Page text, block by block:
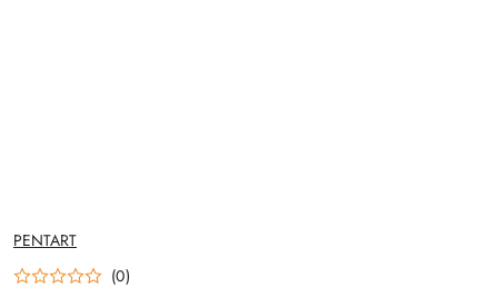
NAZWA
PRODUCENTA:
PENTART
(0)